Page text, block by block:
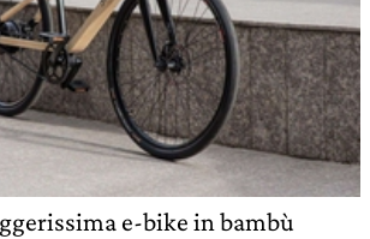
e-bike in bambù